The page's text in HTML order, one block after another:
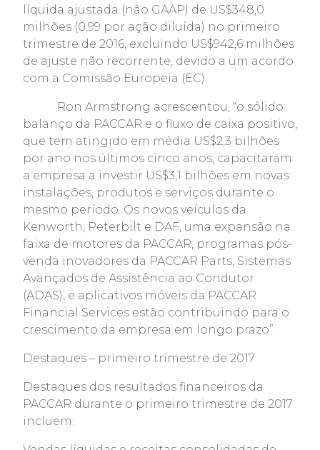
líquida ajustada (não GAAP) de US$348,0
milhões (0,99 por ação diluída) no primeiro
trimestre de 2016, excluindo US$942,6 milhões
de ajuste não recorrente, devido a um acordo
com a Comissão Europeia (EC).
Ron Armstrong acrescentou, “o sólido
balanço da PACCAR e o fluxo de caixa positivo,
que tem atingido em média US$2,3 bilhões
por ano nos últimos cinco anos, capacitaram
a empresa a investir US$3,1 bilhões em novas
instalações, produtos e serviços durante o
mesmo período. Os novos veículos da
Kenworth, Peterbilt e DAF, uma expansão na
faixa de motores da PACCAR, programas pós-
venda inovadores da PACCAR Parts, Sistemas
Avançados de Assistência ao Condutor
(ADAS), e aplicativos móveis da PACCAR
Financial Services estão contribuindo para o
crescimento da empresa em longo prazo”.
Destaques – primeiro trimestre de 2017
Destaques dos resultados financeiros da
PACCAR durante o primeiro trimestre de 2017
incluem: